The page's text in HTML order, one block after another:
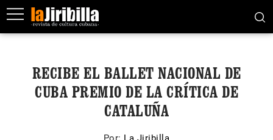
RECIBE EL BALLET NACIONAL DE
CUBA PREMIO DE LA CRÍTICA DE
CATALUÑA